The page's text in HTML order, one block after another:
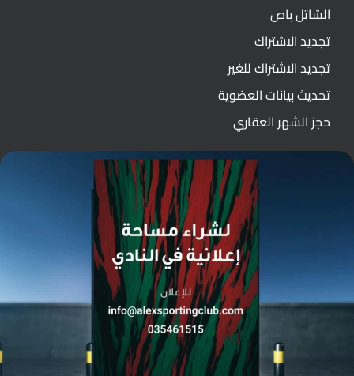
الشاتل باص
تجديد الاشتراك
تجديد الاشتراك للغير
تحديث بيانات العضوية
حجز الشهر العقاري